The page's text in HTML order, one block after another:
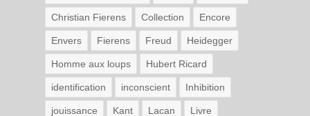
Christian Fierens Collection Encore
Envers Fierens Freud Heidegger
Homme aux loups Hubert Ricard
identification inconscient Inhibition
jouissance Kant Lacan Livre